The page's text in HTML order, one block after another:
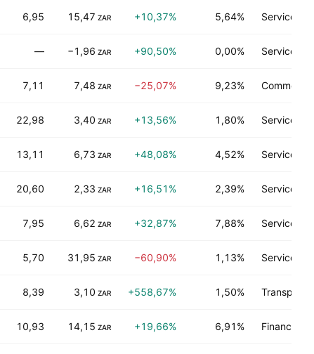
6,95 15,47 ZAR +10,37% 5,64% Services
— −1,96 ZAR +90,50% 0,00% Services
7,11 7,48 ZAR −25,07% 9,23%
22,98 3,40 ZAR +13,56% 1,80% Services
13,11 6,73 ZAR +48,08% 4,52% Services
20,60 2,33 ZAR +16,51% 2,39% Services
7,95 6,62 ZAR +32,87% 7,88% Services
5,70 31,95 ZAR −60,90% 1,13% Services
8,39 3,10 ZAR +558,67% 1,50% Transports
10,93 14,15 ZAR +19,66% 6,91% Finance